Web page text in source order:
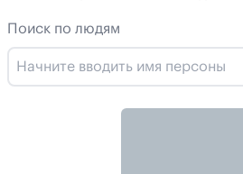
Поиск по людям